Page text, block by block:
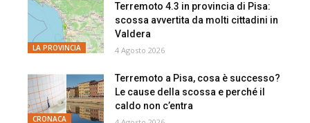
LA PROVINCIA
Terremoto 4.3 in provincia di Pisa:
scossa avvertita da molti cittadini in
Valdera
4 Agosto 2026
CRONACA
Terremoto a Pisa, cosa è successo?
Le cause della scossa e perché il
caldo non c’entra